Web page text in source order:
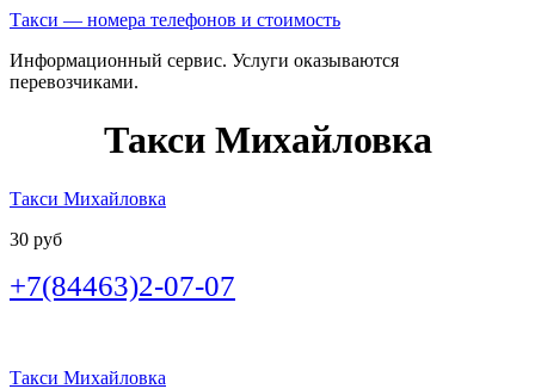
Такси — номера телефонов и стоимость
Информационный сервис. Услуги оказываются
перевозчиками.
Такси Михайловка
Такси Михайловка
30 руб
+7(84463)2-07-07
Такси Михайловка